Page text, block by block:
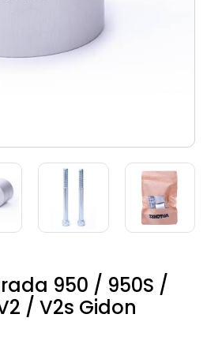
950 / 950S /
/ V2s Gidon